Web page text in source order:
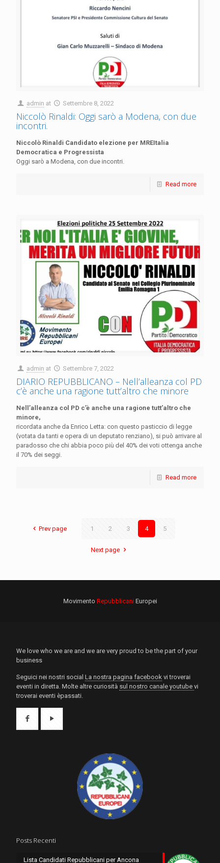
admin at Settembre 8, 2022
Niccolò Rinaldi: Oggi sarò a Modena, con due
incontri.
Niccolò Rinaldi Candidato elezione per MREItalia
Democratica e Progressista
Oggi sarò a Modena, con due incontri.
Read more
admin at Settembre 7, 2022
DIARIO REPUBBLICANO – Nell’alleanza col PD
c’è anche una ragione tutt’altro che minore
Nell’alleanza col PD c’è anche una ragione tutt’altro che
minore,
ricordata anche da Enrico Letta: con questo pasticcio di legge
(votata da tanti e opera di un deputato renziano), si può arrivare al
paradosso che chi abbia poco più del 40% dei voti ottenga anche
il 70% dei seggi.
Read more
Prev page 1 2 3 4 5
Next page
Movimento RepubblicaniEuropei
We love who we are and we are very proud to be the part of your
business
Seguici nei nostri social La nostra pagina facebook vi troverai
eventi in diretta. Molte altre curiosità sul nostro canale youtube vi
troverai eventi èpassati.
Posts Recenti
Lista Candidati Repubblicani per Ancona